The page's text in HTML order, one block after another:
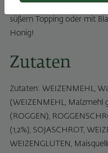
süßem Topping oder mit
Honig!
Zutaten
Zutaten: WEIZENMEHL,
(WEIZENMEHL, Malzmehl
(ROGGEN),
(1,2%), SOJASCHROT,
WEIZENGLUTEN,